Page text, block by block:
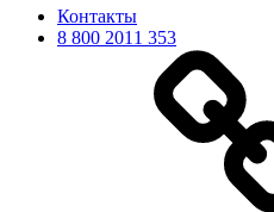
Контакты
8 800 2011 353